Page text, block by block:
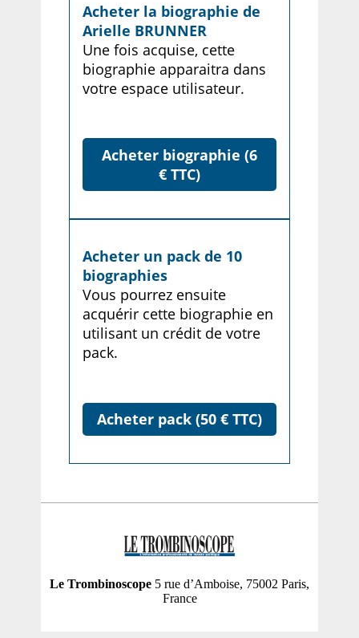
Acheter la biographie de
Arielle BRUNNER
Une fois acquise, cette
biographie apparaitra dans
votre espace utilisateur.
Acheter biographie (6
€ TTC)
Acheter un pack de 10
biographies
Vous pourrez ensuite
acquérir cette biographie en
utilisant un crédit de votre
pack.
Acheter pack (50 € TTC)
Le Trombinoscope 5 rue d’Amboise, 75002 Paris,
France